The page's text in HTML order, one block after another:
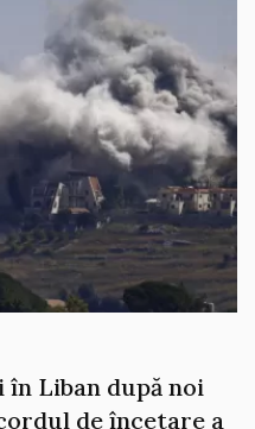
Liban după noi
de încetare a